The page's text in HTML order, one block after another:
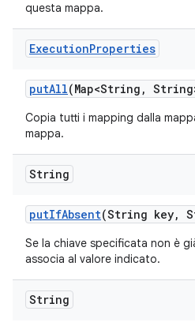
questa mappa.
ExecutionProperties
putAll(Map<String ,
Copia tutti i mapping dalla
mappa.
String
putIfAbsent(String key,
Se la chiave specificata non è
associa al valore indicato.
String